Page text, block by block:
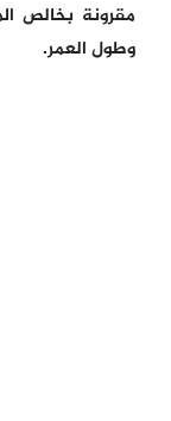
مقرونة بخالص
وطول العمر.